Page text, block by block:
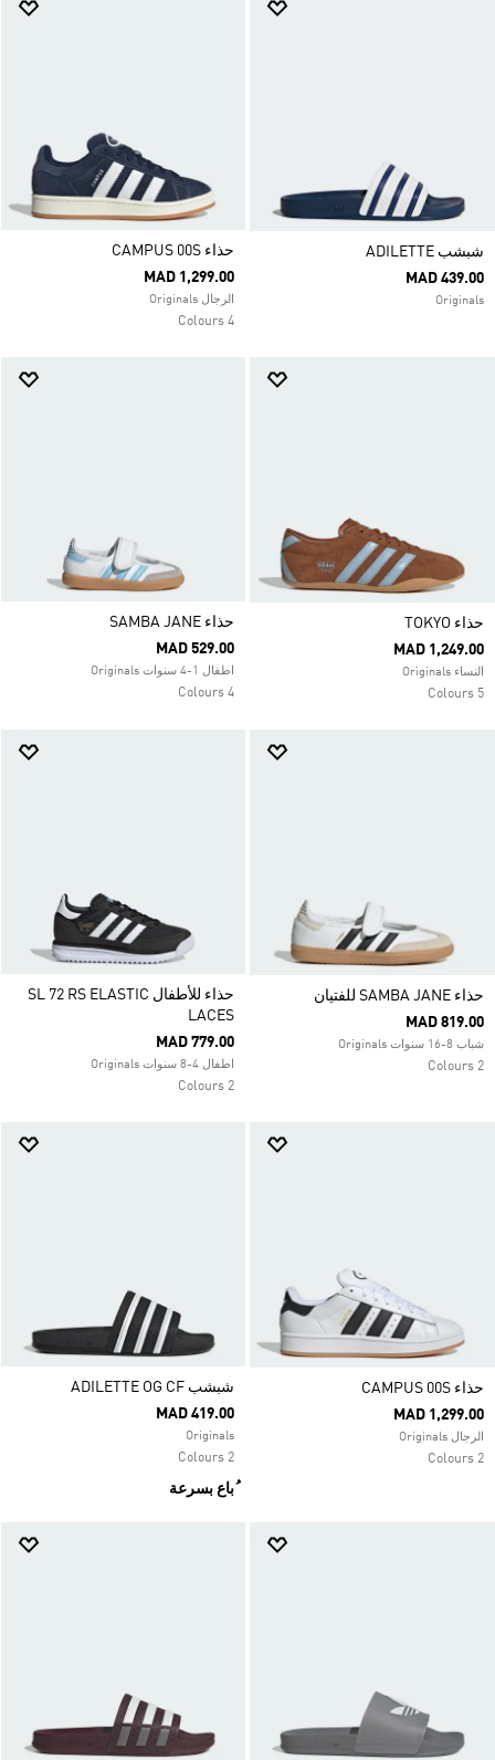
شبشب ADILETTE
MAD 439.00
Originals
حذاء CAMPUS 00S
MAD 1,299.00
الرجال Originals
4 Colours
حذاء TOKYO
MAD 1,249.00
النساء Originals
5 Colours
حذاء SAMBA JANE
MAD 529.00
اطفال 1-4 سنوات Originals
4 Colours
حذاء SAMBA JANE للفتيان
MAD 819.00
شباب 8-16 سنوات Originals
2 Colours
حذاء للأطفال SL 72 RS ELASTIC
LACES
MAD 779.00
اطفال 4-8 سنوات Originals
2 Colours
حذاء CAMPUS 00S
MAD 1,299.00
الرجال Originals
2 Colours
شبشب ADILETTE OG CF
MAD 419.00
Originals
2 Colours
ُباع بسرعة